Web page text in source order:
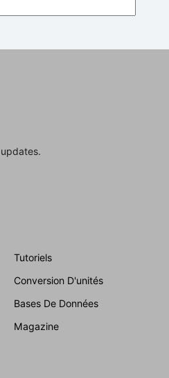
Tutoriels
Conversion D'unités
Bases De Données
Magazine